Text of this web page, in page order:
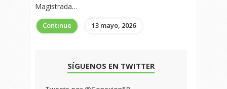
Magistrada…
Continue 13 mayo, 2026
SÍGUENOS EN TWITTER